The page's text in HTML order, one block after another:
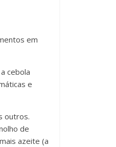
em
cebola
e
outros.
de
azeite (a